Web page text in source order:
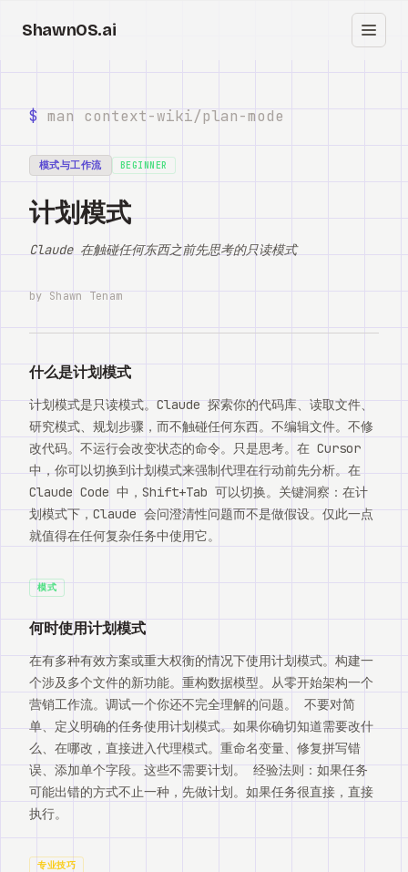
ShawnOS.ai
首页
Clearbox ↗
Knowledge
Reddit
Watch
关于
$man context-wiki/plan-mode
模式与工作流 BEGINNER
计划模式
Claude 在触碰任何东西之前先思考的只读模式
by Shawn Tenam
什么是计划模式
计划模式是只读模式。Claude 探索你的代码库、读取文件、
研究模式、规划步骤，而不触碰任何东西。不编辑文件。不修
改代码。不运行会改变状态的命令。只是思考。在 Cursor
中，你可以切换到计划模式来强制代理在行动前先分析。在
Claude Code 中，Shift+Tab 可以切换。关键洞察：在计
划模式下，Claude 会问澄清性问题而不是做假设。仅此一点
就值得在任何复杂任务中使用它。
模式
何时使用计划模式
在有多种有效方案或重大权衡的情况下使用计划模式。构建一
个涉及多个文件的新功能。重构数据模型。从零开始架构一个
营销工作流。调试一个你还不完全理解的问题。 不要对简
单、定义明确的任务使用计划模式。如果你确切知道需要改什
么、在哪改，直接进入代理模式。重命名变量、修复拼写错
误、添加单个字段。这些不需要计划。 经验法则：如果任务
可能出错的方式不止一种，先做计划。如果任务很直接，直接
执行。
专业技巧